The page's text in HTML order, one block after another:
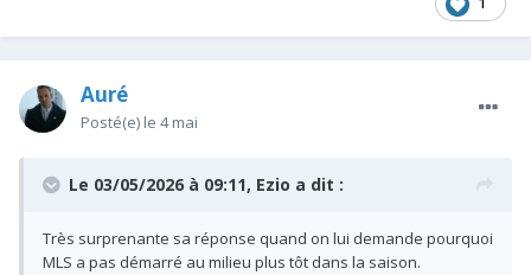
Auré
Posté(e) le 4 mai
Le 03/05/2026 à 09:11, Ezio a dit :
Très surprenante sa réponse quand on lui demande pourquoi
MLS a pas démarré au milieu plus tôt dans la saison.